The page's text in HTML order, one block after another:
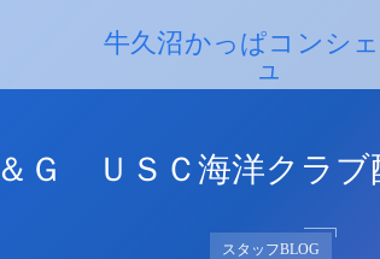
牛久沼かっぱコンシ
ュ
Ｇ ＵＳＣ海洋クラブ
スタッフBLOG